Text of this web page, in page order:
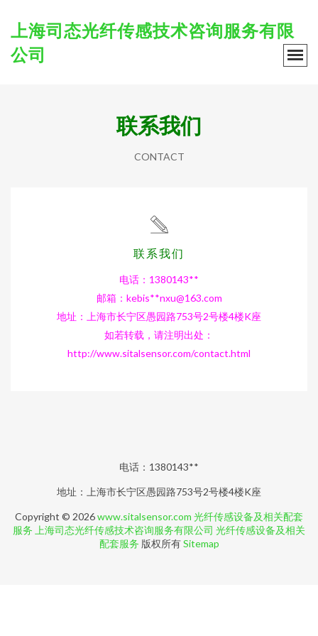
上海司态光纤传感技术咨询服务有限
公司
联系我们
CONTACT
联系我们
电话：1380143**
邮箱：kebis**nxu@163.com
地址：上海市长宁区愚园路753号2号楼4楼K座
如若转载，请注明出处：
http://www.sitalsensor.com/contact.html
电话：1380143**
地址：上海市长宁区愚园路753号2号楼4楼K座
Copyright © 2026www.sitalsensor.com 光纤传感设备及相关配套
服务 上海司态光纤传感技术咨询服务有限公司 光纤传感设备及相关
配套服务 版权所有Sitemap